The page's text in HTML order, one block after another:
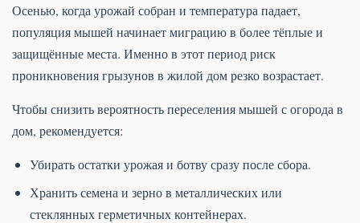
Осенью, когда урожай собран и температура падает,
популяция мышей начинает миграцию в более тёплые и
защищённые места. Именно в этот период риск
проникновения грызунов в жилой дом резко возрастает.
Чтобы снизить вероятность переселения мышей с огорода в
дом, рекомендуется:
Убирать остатки урожая и ботву сразу после сбора.
Хранить семена и зерно в металлических или
стеклянных герметичных контейнерах.